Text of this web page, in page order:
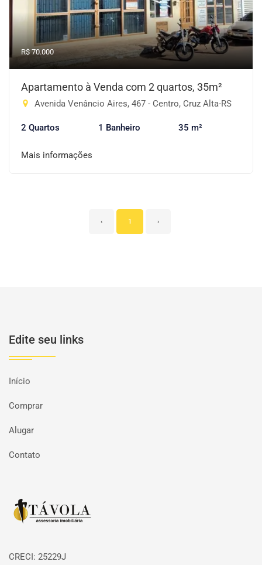
R$ 70.000
Apartamento à Venda com 2 quartos, 35m²
Avenida Venâncio Aires, 467 - Centro, Cruz Alta-RS
2 Quartos 1 Banheiro 35 m²
Mais informações
‹ 1 ›
Edite seu links
Início
Comprar
Alugar
Contato
Página inicial
CRECI: 25229J